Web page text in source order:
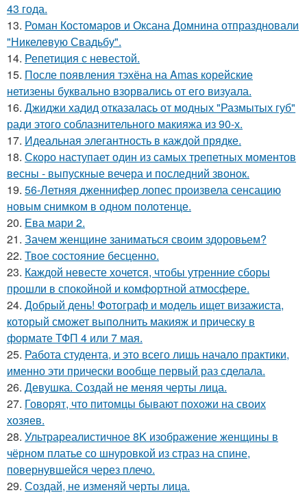
43 года.
13. Роман Костомаров и Оксана Домнина отпраздновали
"Никелевую Свадьбу".
14. Репетиция с невестой.
15. После появления тэхёна на Amas корейские
нетизены буквально взорвались от его визуала.
16. Джиджи хадид отказалась от модных "Размытых губ"
ради этого соблазнительного макияжа из 90-х.
17. Идеальная элегантность в каждой прядке.
18. Скоро наступает один из самых трепетных моментов
весны - выпускные вечера и последний звонок.
19. 56-Летняя дженнифер лопес произвела сенсацию
новым снимком в одном полотенце.
20. Ева мари 2.
21. Зачем женщине заниматься своим здоровьем?
22. Твое состояние бесценно.
23. Каждой невесте хочется, чтобы утренние сборы
прошли в спокойной и комфортной атмосфере.
24. Добрый день! Фотограф и модель ищет визажиста,
который сможет выполнить макияж и прическу в
формате ТФП 4 или 7 мая.
25. Работа студента, и это всего лишь начало практики,
именно эти прически вообще первый раз сделала.
26. Девушка. Создай не меняя черты лица.
27. Говорят, что питомцы бывают похожи на своих
хозяев.
28. Ультрареалистичное 8K изображение женщины в
чёрном платье со шнуровкой из страз на спине,
повернувшейся через плечо.
29. Создай, не изменяй черты лица.